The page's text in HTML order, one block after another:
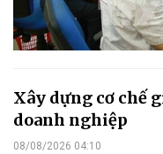
Xây dựng cơ chế
doanh nghiệp
08/08/2026 04:10